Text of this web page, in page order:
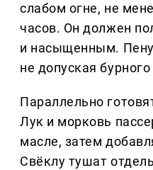
слабом огне, не
часов. Он должен
и насыщенным.
не допуская
Параллельно
Лук и морковь
масле, затем
Свёклу тушат